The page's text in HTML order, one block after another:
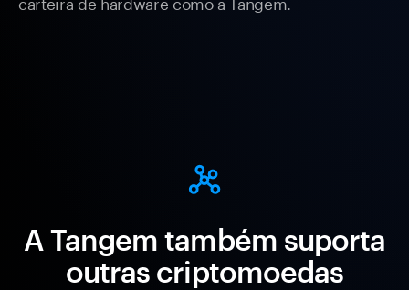
A Tangem também suporta
outras criptomoedas